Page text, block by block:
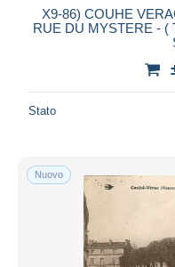
X9-86) COUHE
RUE DU MYSTERE - (
Stato
Nuovo